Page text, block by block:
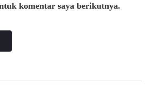
komentar saya berikutnya.